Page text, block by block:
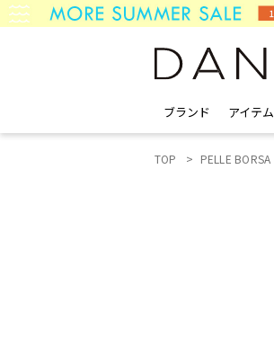
ブランド アイテム
TOP PELLE BORSA